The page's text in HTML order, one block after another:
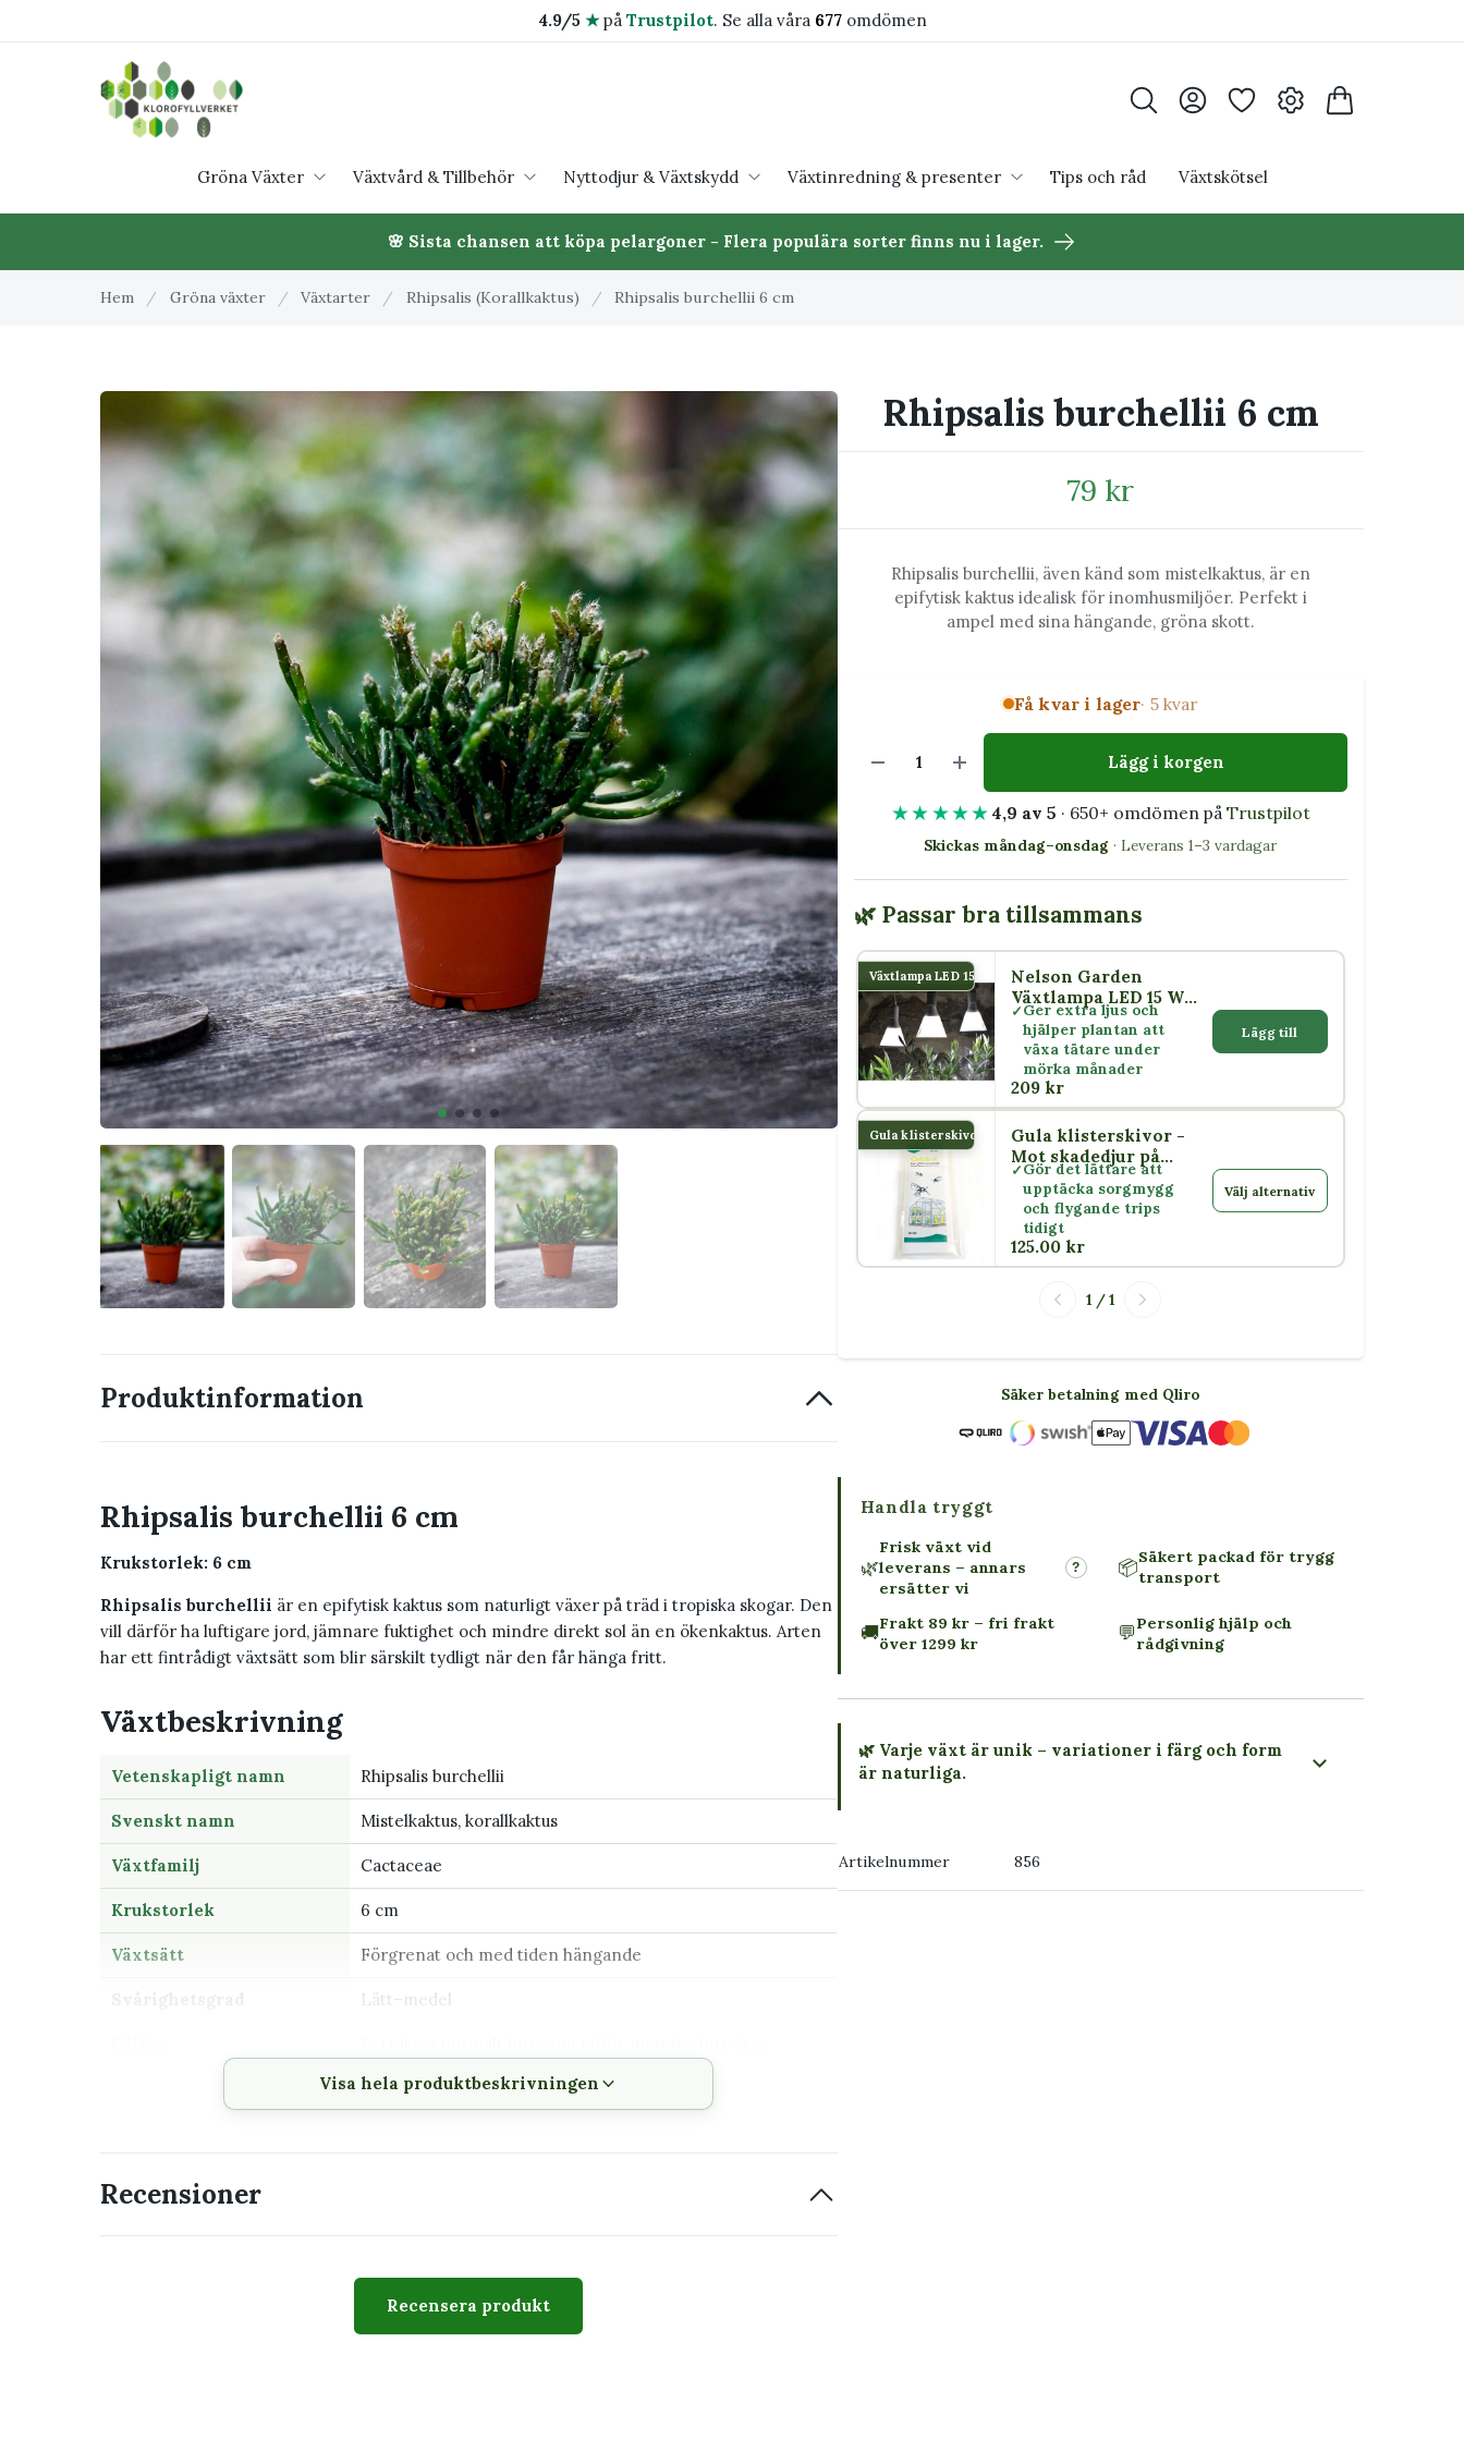
4.9/5 ★på Trustpilot. Se alla våra 677omdömen
Gröna Växter Växtvård & Tillbehör Nyttodjur & Växtskydd Växtinredning & presenter Tips och råd Växtskötsel
🌸 Sista chansen att köpa pelargoner - Flera populära sorter finns nu i lager.
Hem / Gröna växter / Växtarter / Rhipsalis (Korallkaktus) / Rhipsalis burchellii 6 cm
Produktinformation
Rhipsalis burchellii 6 cm
Krukstorlek: 6 cm
Rhipsalis burchellii är en epifytisk kaktus som naturligt växer på träd i tropiska skogar. Den
vill därför ha luftigare jord, jämnare fuktighet och mindre direkt sol än en ökenkaktus. Arten
har ett fintrådigt växtsätt som blir särskilt tydligt när den får hänga fritt.
Växtbeskrivning
Vetenskapligt namn Rhipsalis burchellii
Svenskt namn Mistelkaktus, korallkaktus
Växtfamilj Cactaceae
Krukstorlek 6 cm
Växtsätt Förgrenat och med tiden hängande
Svårighetsgrad Lätt–medel
Passar perfekt för
Ljusa rum utan stark middagssol
Dig som vill ha en lättskött hängväxt
Visa hela produktbeskrivningen
Recensioner
Recensera produkt
Rhipsalis burchellii 6 cm
79 kr
Rhipsalis burchellii, även känd som mistelkaktus, är en
epifytisk kaktus idealisk för inomhusmiljöer. Perfekt i
ampel med sina hängande, gröna skott.
Få kvar i lager· 5 kvar
Lägg i korgen
★★★★★ 4,9 av 5 · 650+ omdömen på Trustpilot
Skickas måndag–onsdag · Leverans 1–3 vardagar
🌿 Passar bra tillsammans
Växtlampa LED 15 W
Nelson Garden
Växtlampa LED 15 W
med skärm E27
Ger extra ljus och
hjälper plantan att
växa tätare under
mörka månader
209 kr
Lägg till
Gula klisterskivor
Gula klisterskivor -
Mot skadedjur på
växter
Gör det lättare att
upptäcka sorgmygg
och flygande trips
tidigt
125.00 kr
Välj alternativ
1 / 1
Säker betalning med Qliro
Handla tryggt
🌿
Frisk växt vid
leverans – annars
ersätter vi
? 📦Säkert packad för trygg
transport
🚚Frakt 89 kr – fri frakt
över 1299 kr
💬Personlig hjälp och
rådgivning
🌿 Varje växt är unik – variationer i färg och form
är naturliga.
→ Kontakta oss
Artikelnummer 856